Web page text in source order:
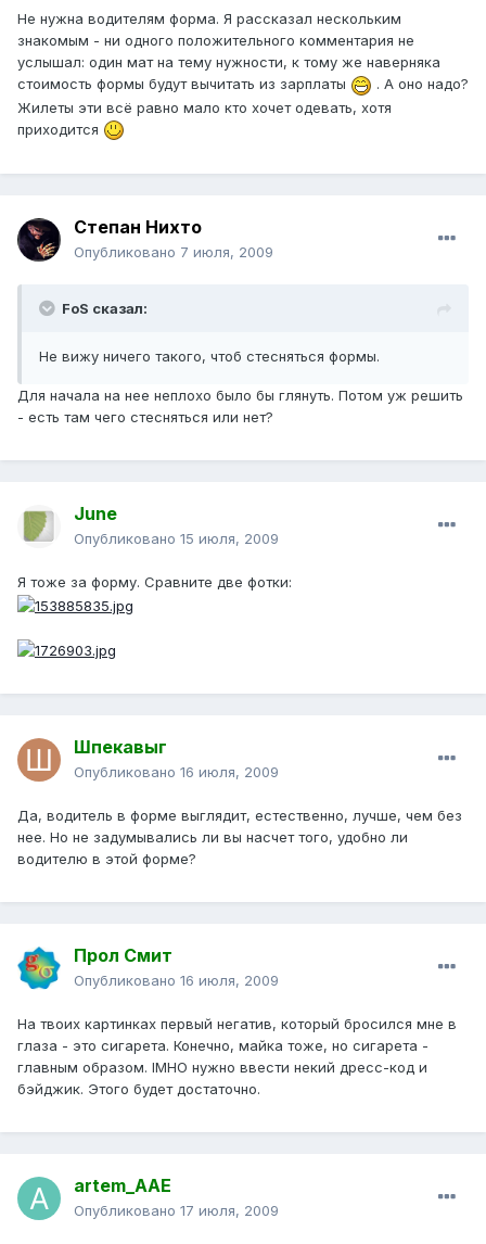
Не нужна водителям форма. Я рассказал нескольким
знакомым - ни одного положительного комментария не
услышал: один мат на тему нужности, к тому же наверняка
стоимость формы будут вычитать из зарплаты
. А оно надо?
Жилеты эти всё равно мало кто хочет одевать, хотя
приходится
Степан Нихто
Опубликовано 7 июля, 2009
FoS сказал:
Не вижу ничего такого, чтоб стесняться формы.
Для начала на нее неплохо было бы глянуть. Потом уж решить
- есть там чего стесняться или нет?
June
Опубликовано 15 июля, 2009
Я тоже за форму. Сравните две фотки:
Шпекавыг
Опубликовано 16 июля, 2009
Да, водитель в форме выглядит, естественно, лучше, чем без
нее. Но не задумывались ли вы насчет того, удобно ли
водителю в этой форме?
Прол Смит
Опубликовано 16 июля, 2009
На твоих картинках первый негатив, который бросился мне в
глаза - это сигарета. Конечно, майка тоже, но сигарета -
главным образом. IMHO нужно ввести некий дресс-код и
бэйджик. Этого будет достаточно.
artem_AAE
Опубликовано 17 июля, 2009